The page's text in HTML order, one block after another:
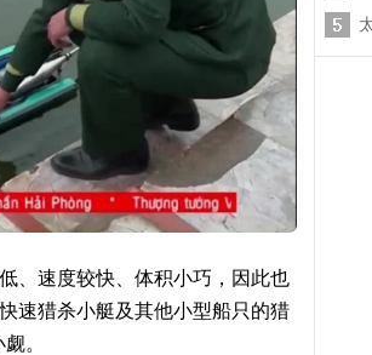
、速度较快、体积小巧，因此也
速猎杀小艇及其他小型船只的猎
。